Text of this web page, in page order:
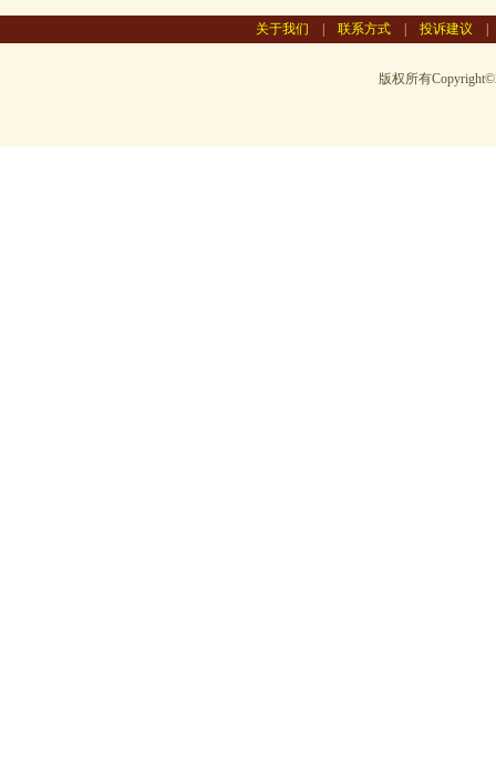
关于我们 联系方式 投诉建议
版权所有